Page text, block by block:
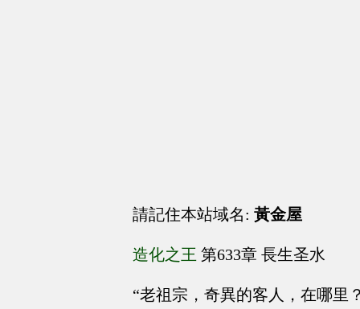
請記住本站域名: 黃金屋
造化之王 第633章 長生圣水
“老祖宗，奇異的客人，在哪里